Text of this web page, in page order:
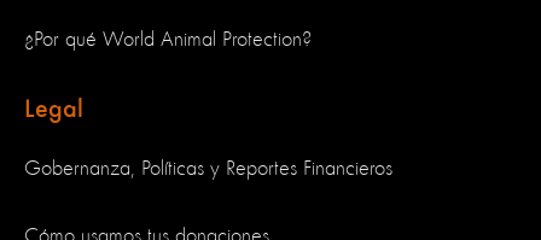
¿Por qué World Animal Protection?
Legal
Gobernanza, Políticas y Reportes Financieros